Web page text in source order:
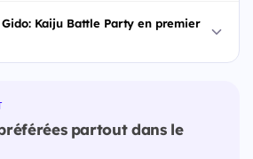
Kaiju Battle Party en premier
partout dans le